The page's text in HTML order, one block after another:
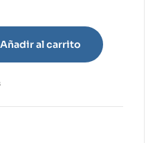
Añadir al carrito